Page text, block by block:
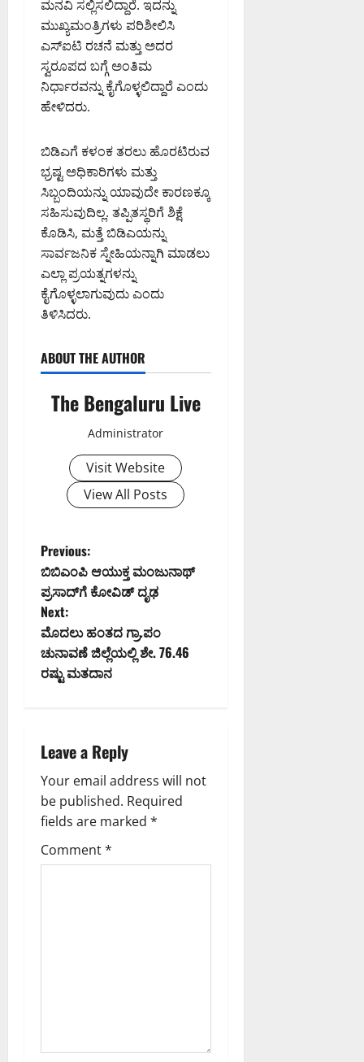
ಮನವಿ ಸಲ್ಲಿಸಲಿದ್ದಾರೆ. ಇದನ್ನು
ಮುಖ್ಯಮಂತ್ರಿಗಳು ಪರಿಶೀಲಿಸಿ
ಎಸ್ಐಟಿ ರಚನೆ ಮತ್ತು ಅದರ
ಸ್ವರೂಪದ ಬಗ್ಗೆ ಅಂತಿಮ
ನಿರ್ಧಾರವನ್ನು ಕೈಗೊಳ್ಳಲಿದ್ದಾರೆ ಎಂದು
ಹೇಳಿದರು.
ಬಿಡಿಎಗೆ ಕಳಂಕ ತರಲು ಹೊರಟಿರುವ
ಭ್ರಷ್ಟ ಅಧಿಕಾರಿಗಳು ಮತ್ತು
ಸಿಬ್ಬಂದಿಯನ್ನು ಯಾವುದೇ ಕಾರಣಕ್ಕೂ
ಸಹಿಸುವುದಿಲ್ಲ. ತಪ್ಪಿತಸ್ಥರಿಗೆ ಶಿಕ್ಷೆ
ಕೊಡಿಸಿ, ಮತ್ತೆ ಬಿಡಿಎಯನ್ನು
ಸಾರ್ವಜನಿಕ ಸ್ನೇಹಿಯನ್ನಾಗಿ ಮಾಡಲು
ಎಲ್ಲಾ ಪ್ರಯತ್ನಗಳನ್ನು
ಕೈಗೊಳ್ಳಲಾಗುವುದು ಎಂದು
ತಿಳಿಸಿದರು.
ABOUT THE AUTHOR
The Bengaluru Live
Administrator
Visit Website
View All Posts
P
o
s
t
v
i
g
a
Previous:
ಬಿಬಿಎಂಪಿ ಆಯುಕ್ತ ಮಂಜುನಾಥ್‌
ಪ್ರಸಾದ್‌ಗೆ ಕೋವಿಡ್‌ ದೃಢ
Next:
ಮೊದಲು ಹಂತದ ಗ್ರಾ.ಪಂ
ಚುನಾವಣೆ ಜಿಲ್ಲೆಯಲ್ಲಿ ಶೇ. 76.46
ರಷ್ಟು ಮತದಾನ
Leave a Reply
Your email address will not
be published. Required
fields are marked *
Comment*